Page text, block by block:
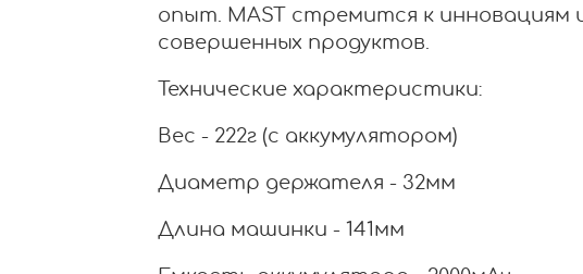
опыт. MAST стремится к инновациям
совершенных продуктов.
Технические характеристики:
Вес - 222г (с аккумулятором)
Диаметр держателя - 32мм
Длина машинки - 141мм